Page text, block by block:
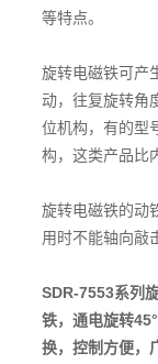
等特点。
旋转电磁铁可产
动，往复旋转角
位机构，有的型
构，这类产品比
旋转电磁铁的动
用时不能轴向敲
SDR-7553系列
铁，通电旋转
换，控制方便，